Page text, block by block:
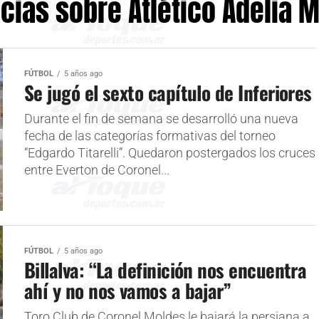
sobre Atlético Adelia
FÚTBOL 5 años ago
Se jugó el sexto capítulo de Inferiores
Durante el fin de semana se desarrolló una nueva
fecha de las categorías formativas del torneo
“Edgardo Titarelli”. Quedaron postergados los cruces
entre Everton de Coronel...
FÚTBOL 5 años ago
Billalva: “La definición nos encuentra
ahí y no nos vamos a bajar”